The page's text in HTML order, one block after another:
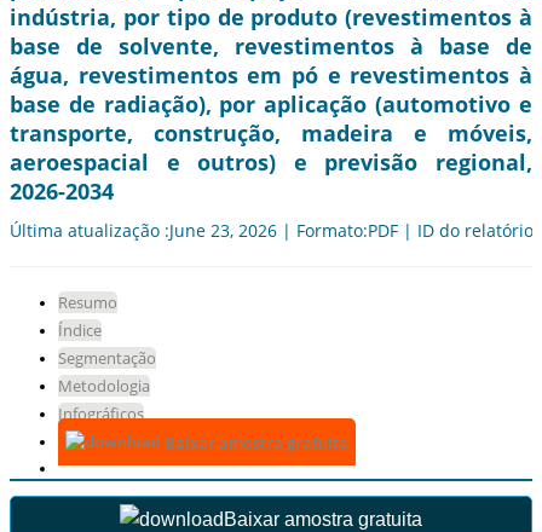
indústria, por tipo de produto (revestimentos à
base de solvente, revestimentos à base de
água, revestimentos em pó e revestimentos à
base de radiação), por aplicação (automotivo e
transporte, construção, madeira e móveis,
aeroespacial e outros) e previsão regional,
2026-2034
Última atualização :June 23, 2026 | Formato:PDF | ID do relatório:
Resumo
Índice
Segmentação
Metodologia
Infográficos
Baixar amostra gratuita
Baixar amostra gratuita